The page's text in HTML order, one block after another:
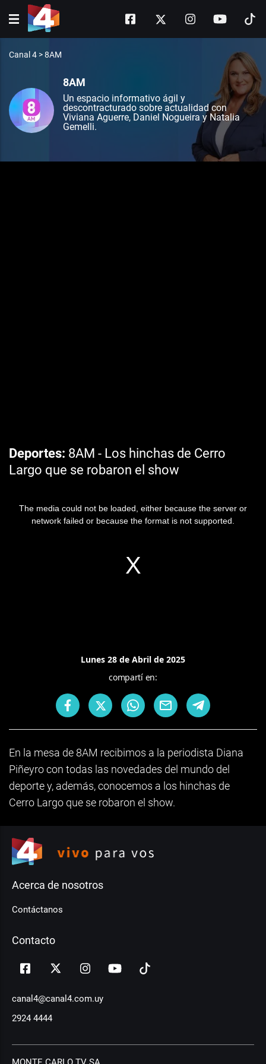
Canal 4 >8AM
8AM
Un espacio informativo ágil y
descontracturado sobre actualidad con
Viviana Aguerre, Daniel Nogueira y Natalia
Gemelli.
Deportes 8AM - Los hinchas de Cerro
Largo que se robaron el show
The media could not be loaded, either because the server or
network failed or because the format is not supported.
Lunes 28 de Abril de 2025
compartí en:
En la mesa de 8AM recibimos a la periodista Diana
Piñeyro con todas las novedades del mundo del
deporte y, además, conocemos a los hinchas de
Cerro Largo que se robaron el show.
Acerca de nosotros
Contáctanos
Contacto
canal4@canal4.com.uy
2924 4444